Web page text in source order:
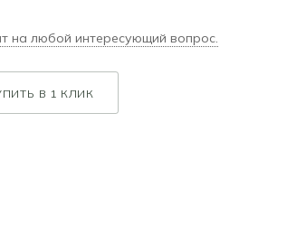
на любой интересующий вопрос.
В 1 КЛИК